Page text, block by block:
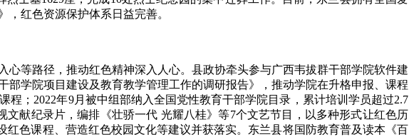
红色资源保护体系日益完善。
等路径，推动红色精神深入人心。县政协牵头参与广西韦拔群干部学院软件建
学院项目建设及教育教学管理工作的调研报告》，推动学院在升格申报、课程
；2022年9月被中组部纳入全国党性教育干部学院目录，累计培训学员超过2.7
献纪录片，编排《壮骄一代 光耀八桂》等7个文艺节目，以多种形式让红色历
色课程、营造红色校园文化等建议并获落实。东兰县将国防教育普及读本《百